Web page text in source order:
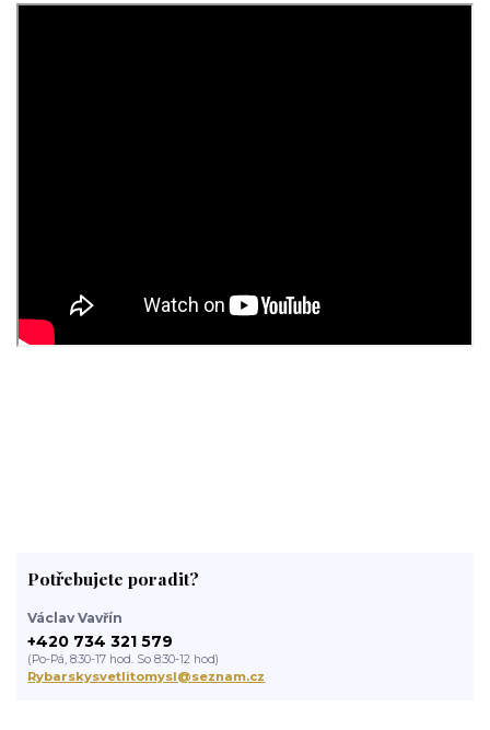
Potřebujete poradit?
Václav Vavřín
+420 734 321 579
(Po-Pá, 8:30-17 hod. So 8:30-12 hod)
Rybarskysvetlitomysl@seznam.cz